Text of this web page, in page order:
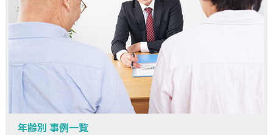
年齢別 事例一覧